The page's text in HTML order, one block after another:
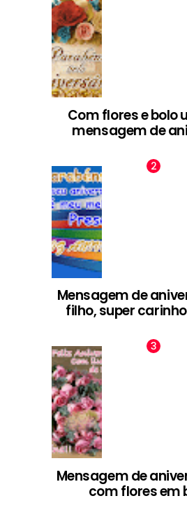
Com flores e bolo
mensagem de
Mensagem de
filho, super
Mensagem de
com flores em